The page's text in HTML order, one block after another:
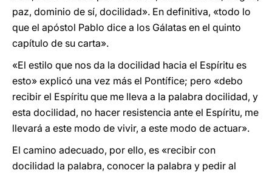
paz, dominio de sí, docilidad». En definitiva, «todo lo
que el apóstol Pablo dice a los Gálatas en el quinto
capítulo de su carta».
«El estilo que nos da la docilidad hacia el Espíritu es
esto» explicó una vez más el Pontífice; pero «debo
recibir el Espíritu que me lleva a la palabra docilidad, y
esta docilidad, no hacer resistencia ante el Espíritu, me
llevará a este modo de vivir, a este modo de actuar».
El camino adecuado, por ello, es «recibir con
docilidad la palabra, conocer la palabra y pedir al